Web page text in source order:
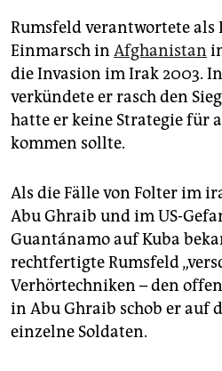
Rumsfeld verantwortete
Einmarsch in Afghanistan
die Invasion im Irak 2003.
verkündete er rasch den
hatte er keine Strategie für
kommen sollte.
Als die Fälle von Folter im
Abu Ghraib und im US-
Guantánamo auf Kuba
rechtfertigte Rumsfeld
Verhörtechniken – den
in Abu Ghraib schob er auf
einzelne Soldaten.